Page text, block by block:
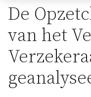
Actueel
Over JPR
Events
De
van het